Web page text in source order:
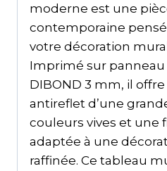
moderne est une
contemporaine
votre décoration
Imprimé sur
DIBOND 3 mm, il
antireflet d’une
couleurs vives et une
adaptée à une
raffinée. Ce tableau